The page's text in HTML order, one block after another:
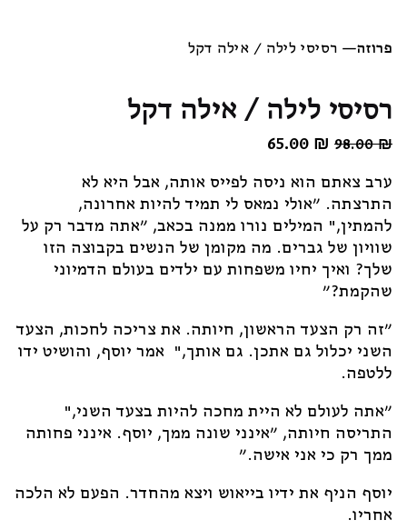
פרוזה— רסיסי לילה / אילה דקל
רסיסי לילה / אילה דקל
98.00₪
המחיר
היה:
98.00 ₪.
65.00 ₪
הוא:
65.00 ₪.
ערב צאתם הוא ניסה לפייס אותה, אבל היא לא
התרצתה. "אולי נמאס לי תמיד להיות אחרונה,
להמתין," המילים נורו ממנה בכאב, "אתה מדבר רק על
שוויון של גברים. מה מקומן של הנשים בקבוצה הזו
שלך? ואיך יחיו משפחות עם ילדים בעולם הדמיוני
שהקמת?"
"זה רק הצעד הראשון, חיותה. את צריכה לחכות, הצעד
השני יכלול גם אתכן. גם אותך," אמר יוסף, והושיט ידו
ללטפה.
"אתה לעולם לא היית מחכה להיות בצעד השני,"
התריסה חיותה, "אינני שונה ממך, יוסף. אינני פחותה
ממך רק כי אני אישה."
יוסף הניף את ידיו בייאוש ויצא מהחדר. הפעם לא הלכה
אחריו.